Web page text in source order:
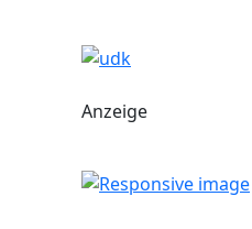
Anzeige